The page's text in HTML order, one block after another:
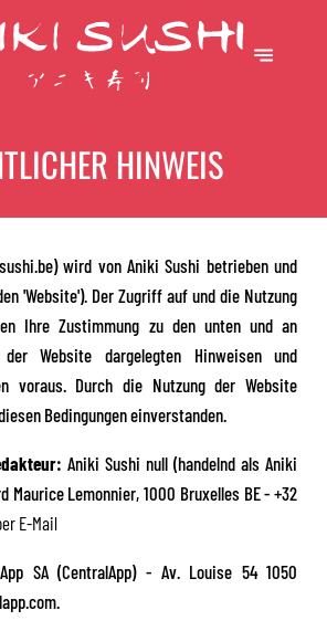
HINWEIS
wird von Aniki Sushi betrieben und
'Website'). Der Zugriff auf und die Nutzung
Ihre Zustimmung zu den unten und an
Website dargelegten Hinweisen und
voraus. Durch die Nutzung der Website
Bedingungen einverstanden.
Aniki Sushi null (handelnd als Aniki
Maurice Lemonnier, 1000 Bruxelles BE - +32
E-Mail
SA (CentralApp) - Av. Louise 54 1050